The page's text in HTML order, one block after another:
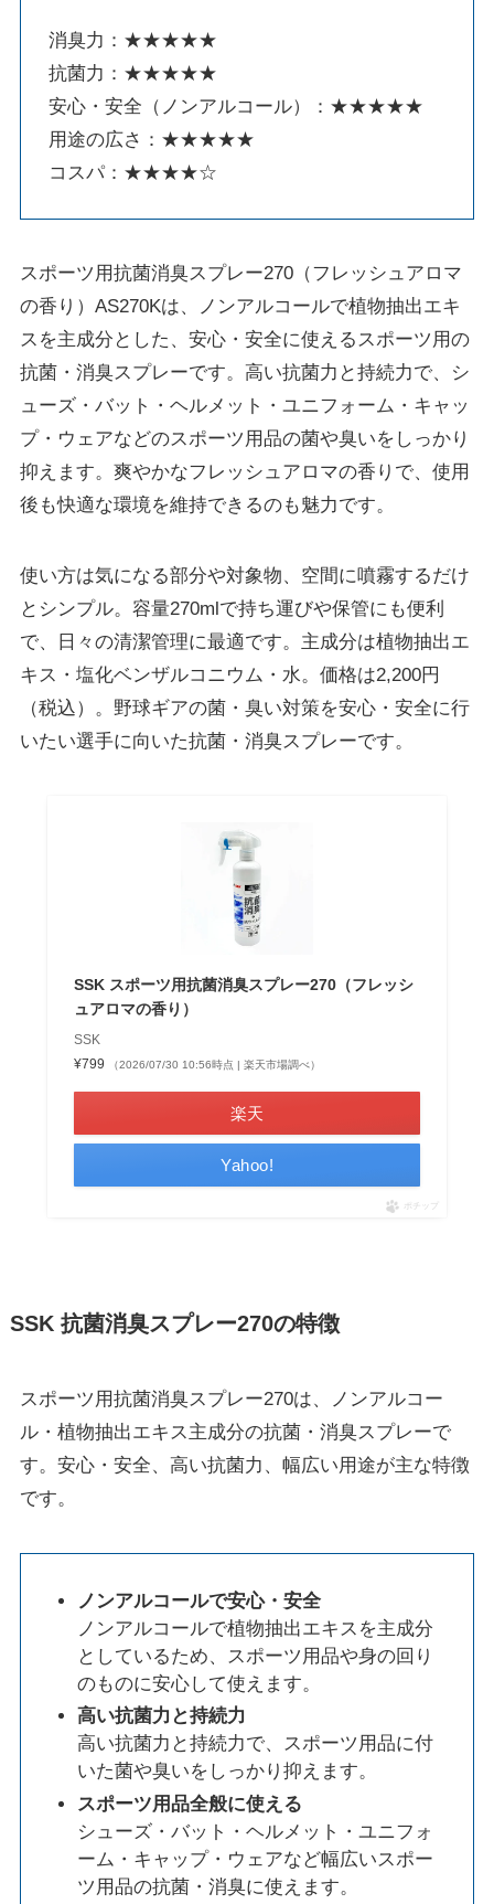
消臭力：★★★★★
抗菌力：★★★★★
安心・安全（ノンアルコール）：★★★★★
用途の広さ：★★★★★
コスパ：★★★★☆
スポーツ用抗菌消臭スプレー270（フレッシュアロマ
の香り）AS270Kは、ノンアルコールで植物抽出エキ
スを主成分とした、安心・安全に使えるスポーツ用の
抗菌・消臭スプレーです。高い抗菌力と持続力で、シ
ューズ・バット・ヘルメット・ユニフォーム・キャッ
プ・ウェアなどのスポーツ用品の菌や臭いをしっかり
抑えます。爽やかなフレッシュアロマの香りで、使用
後も快適な環境を維持できるのも魅力です。
使い方は気になる部分や対象物、空間に噴霧するだけ
とシンプル。容量270mlで持ち運びや保管にも便利
で、日々の清潔管理に最適です。主成分は植物抽出エ
キス・塩化ベンザルコニウム・水。価格は2,200円
（税込）。野球ギアの菌・臭い対策を安心・安全に行
いたい選手に向いた抗菌・消臭スプレーです。
SSK スポーツ用抗菌消臭スプレー270（フレッシ
ュアロマの香り）
SSK
¥799
（2026/07/30 10:56時点 | 楽天市場調べ）
楽天
Yahoo!
ポチップ
SSK 抗菌消臭スプレー270の特徴
スポーツ用抗菌消臭スプレー270は、ノンアルコー
ル・植物抽出エキス主成分の抗菌・消臭スプレーで
す。安心・安全、高い抗菌力、幅広い用途が主な特徴
です。
ノンアルコールで安心・安全
ノンアルコールで植物抽出エキスを主成分
としているため、スポーツ用品や身の回り
のものに安心して使えます。
高い抗菌力と持続力
高い抗菌力と持続力で、スポーツ用品に付
いた菌や臭いをしっかり抑えます。
スポーツ用品全般に使える
シューズ・バット・ヘルメット・ユニフォ
ーム・キャップ・ウェアなど幅広いスポー
ツ用品の抗菌・消臭に使えます。